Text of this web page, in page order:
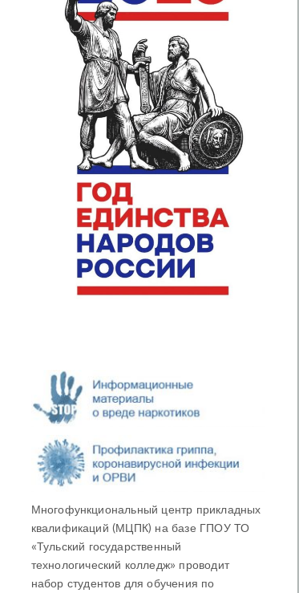
Многофункциональный центр прикладных
квалификаций (МЦПК) на базе ГПОУ ТО
«Тульский государственный
технологический колледж» проводит
набор студентов для обучения по